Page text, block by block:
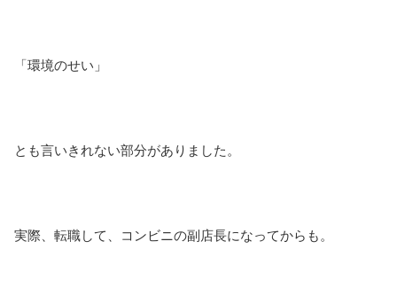
「環境のせい」
とも言いきれない部分がありました。
実際、転職して、コンビニの副店長になってからも。